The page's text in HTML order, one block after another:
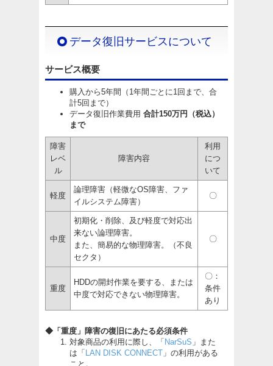
データ復旧サービスについて
サービス概要
購入から5年間（1年間ごとに1回まで、合
計5回まで）
データ復旧作業費用 合計150万円（税込）
まで
障害
レベ
ル
障害内容
利用
につ
いて
軽度
論理障害（軽微なOS障害、ファ
イルシステム障害）
〇
中度
初期化・削除、及び軽度で対応出
来ない論理障害。
また、簡易的な物理障害。（不良
セクタ）
〇
重度
HDDの開封作業を要する、または
中度で対応できない物理障害。
〇：
条件
あり
◆「重度」障害の復旧にあたる必須条件
対象商品の利用に際し、「 NarSuS 」また
は「
LAN DISK CONNECT 」の利用がある
こと。